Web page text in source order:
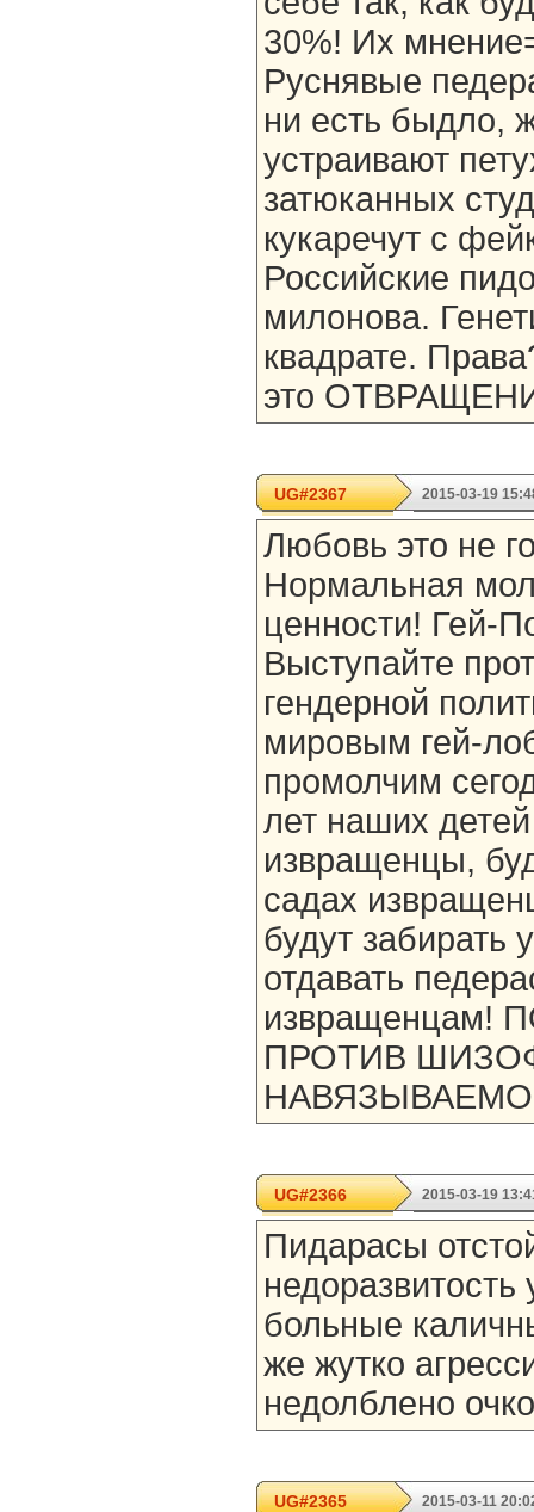
30%! Их
Руснявые
ни есть быдло,
устраивают
затюканных
кукаречут с
Российские
милонова.
квадрате.
это
UG#2367 2015-03-19
Любовь это не
Нормальная
ценности! Гей-
Выступайте
гендерной
мировым гей-
промолчим
лет наших
извращенцы,
садах
будут забирать
отдавать
извращенцам!
ПРОТИВ
UG#2366 2015-03-19
Пидарасы
больные
же жутко
недолблено
UG#2365 2015-03-11